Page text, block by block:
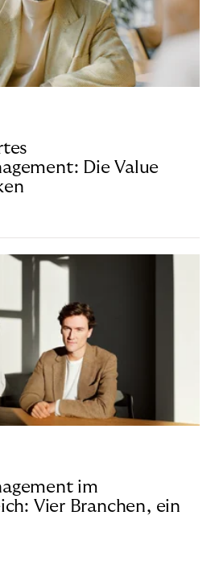
Die Value
im
Vier Branchen, ein